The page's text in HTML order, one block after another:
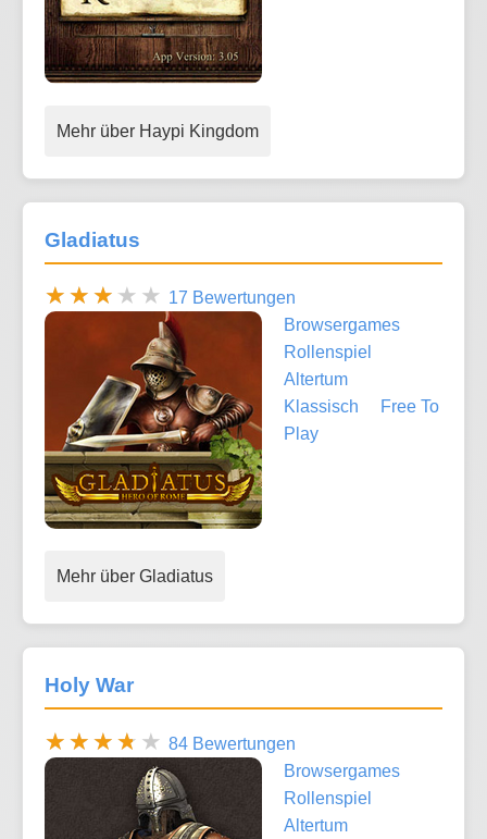
Mehr über Haypi Kingdom
Gladiatus
17 Bewertungen
Browsergames
Rollenspiel
Altertum
Klassisch
Free To
Play
Mehr über Gladiatus
Holy War
84 Bewertungen
Browsergames
Rollenspiel
Altertum